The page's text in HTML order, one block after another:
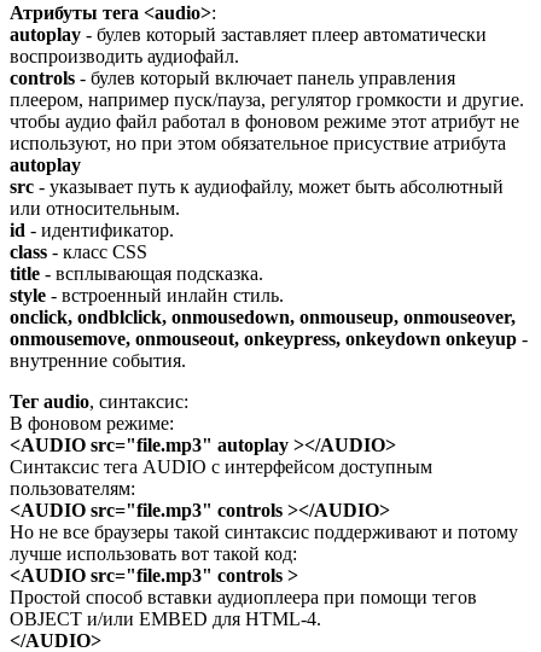
Атрибуты тега <audio>:
autoplay - булев который заставляет плеер автоматически
воспроизводить аудиофайл.
controls - булев который включает панель управления
плеером, например пуск/пауза, регулятор громкости и другие.
чтобы аудио файл работал в фоновом режиме этот атрибут не
используют, но при этом обязательное присуствие атрибута
autoplay
src - указывает путь к аудиофайлу, может быть абсолютный
или относительным.
id - идентификатор.
class - класс CSS
title - всплывающая подсказка.
style - встроенный инлайн стиль.
onclick, ondblclick, onmousedown, onmouseup, onmouseover,
onmousemove, onmouseout, onkeypress, onkeydown onkeyup -
внутренние события.
Тег audio, синтаксис:
В фоновом режиме:
<AUDIO src="file.mp3" autoplay ></AUDIO>
Синтаксис тега AUDIO с интерфейсом доступным
пользователям:
<AUDIO src="file.mp3" controls ></AUDIO>
Но не все браузеры такой синтаксис поддерживают и потому
лучше использовать вот такой код:
<AUDIO src="file.mp3" controls >
Простой способ вставки аудиоплеера при помощи тегов
OBJECT и/или EMBED для HTML-4.
</AUDIO>